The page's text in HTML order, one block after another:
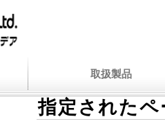
取扱製品
指定された